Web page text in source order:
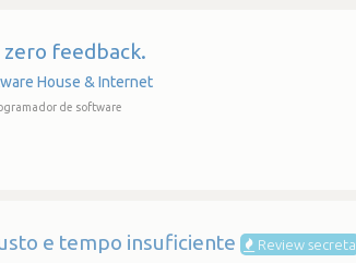
feedback.
House & Internet
de software
e tempo insuficiente Review secreta